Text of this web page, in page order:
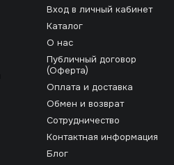
Вход в личный кабинет
Каталог
О нас
Публичный договор
(Оферта)
Оплата и доставка
Обмен и возврат
Сотрудничество
Контактная информация
Блог